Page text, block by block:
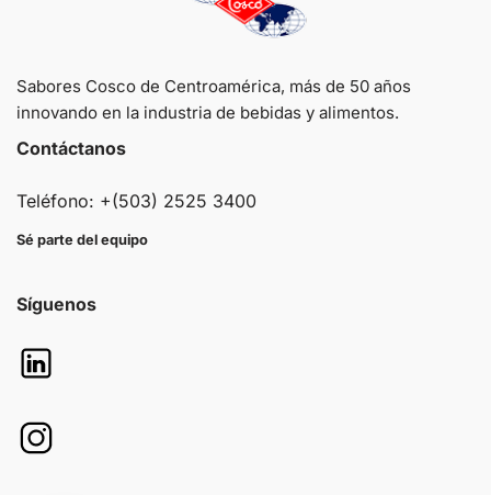
Sabores Cosco de Centroamérica, más de 50 años
innovando en la industria de bebidas y alimentos.
Contáctanos
Teléfono: +(503) 2525 3400
Sé parte del equipo
Síguenos